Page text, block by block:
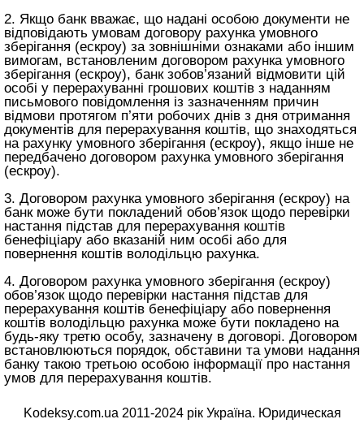
2. Якщо банк вважає, що надані особою документи не
відповідають умовам договору рахунка умовного
зберігання (ескроу) за зовнішніми ознаками або іншим
вимогам, встановленим договором рахунка умовного
зберігання (ескроу), банк зобов’язаний відмовити цій
особі у перерахуванні грошових коштів з наданням
письмового повідомлення із зазначенням причин
відмови протягом п’яти робочих днів з дня отримання
документів для перерахування коштів, що знаходяться
на рахунку умовного зберігання (ескроу), якщо інше не
передбачено договором рахунка умовного зберігання
(ескроу).
3. Договором рахунка умовного зберігання (ескроу) на
банк може бути покладений обов’язок щодо перевірки
настання підстав для перерахування коштів
бенефіціару або вказаній ним особі або для
повернення коштів володільцю рахунка.
4. Договором рахунка умовного зберігання (ескроу)
обов’язок щодо перевірки настання підстав для
перерахування коштів бенефіціару або повернення
коштів володільцю рахунка може бути покладено на
будь-яку третю особу, зазначену в договорі. Договором
встановлюються порядок, обставини та умови надання
банку такою третьою особою інформації про настання
умов для перерахування коштів.
Kodeksy.com.ua 2011-2024 рік Україна. Юридическая